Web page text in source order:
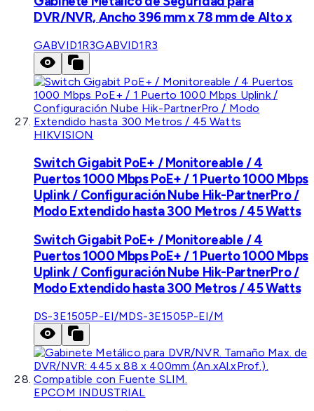
DVR/NVR, Ancho 396 mm x 78 mm de Alto x
GABVID1R3GABVID1R3
HIKVISION
Switch Gigabit PoE+ / Monitoreable / 4
Puertos 1000 Mbps PoE+ / 1 Puerto 1000 Mbps
Uplink / Configuración Nube Hik-PartnerPro /
Modo Extendido hasta 300 Metros / 45 Watts
Switch Gigabit PoE+ / Monitoreable / 4
Puertos 1000 Mbps PoE+ / 1 Puerto 1000 Mbps
Uplink / Configuración Nube Hik-PartnerPro /
Modo Extendido hasta 300 Metros / 45 Watts
DS-3E1505P-EI/MDS-3E1505P-EI/M
EPCOM INDUSTRIAL